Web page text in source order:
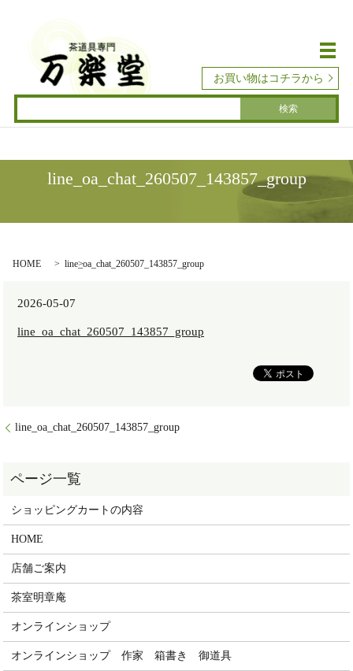
メ
お買い物はコチラから
line_oa_chat_260507_143857_group
HOME line_oa_chat_260507_143857_group
2026-05-07
line_oa_chat_260507_143857_group
line_oa_chat_260507_143857_group
ショッピングカートの内容
HOME
店舗ご案内
茶室明章庵
オンラインショップ
オンラインショップ 作家 箱書き 御道具